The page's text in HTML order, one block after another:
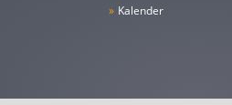
» Kalender